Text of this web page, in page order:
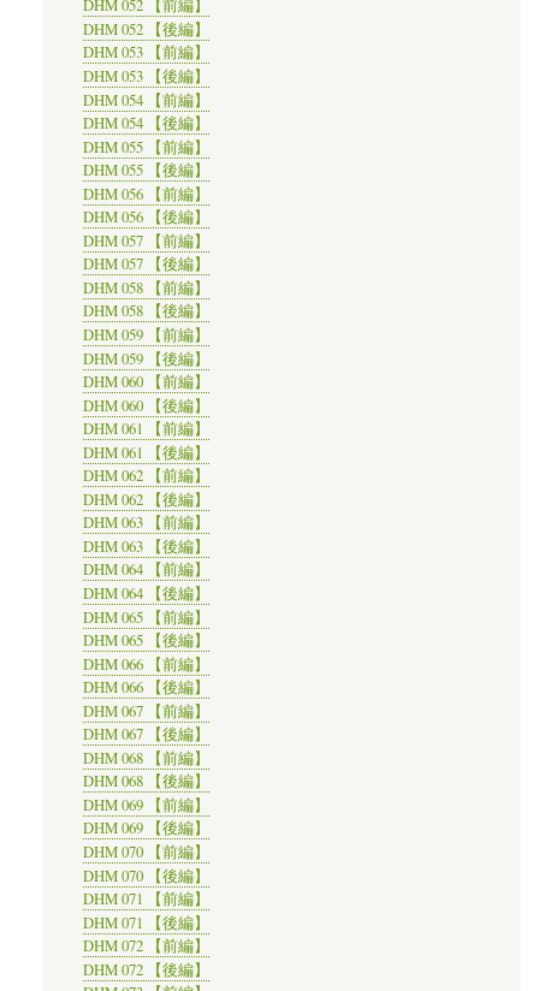
DHM 052 【前編】
DHM 052 【後編】
DHM 053 【前編】
DHM 053 【後編】
DHM 054 【前編】
DHM 054 【後編】
DHM 055 【前編】
DHM 055 【後編】
DHM 056 【前編】
DHM 056 【後編】
DHM 057 【前編】
DHM 057 【後編】
DHM 058 【前編】
DHM 058 【後編】
DHM 059 【前編】
DHM 059 【後編】
DHM 060 【前編】
DHM 060 【後編】
DHM 061 【前編】
DHM 061 【後編】
DHM 062 【前編】
DHM 062 【後編】
DHM 063 【前編】
DHM 063 【後編】
DHM 064 【前編】
DHM 064 【後編】
DHM 065 【前編】
DHM 065 【後編】
DHM 066 【前編】
DHM 066 【後編】
DHM 067 【前編】
DHM 067 【後編】
DHM 068 【前編】
DHM 068 【後編】
DHM 069 【前編】
DHM 069 【後編】
DHM 070 【前編】
DHM 070 【後編】
DHM 071 【前編】
DHM 071 【後編】
DHM 072 【前編】
DHM 072 【後編】